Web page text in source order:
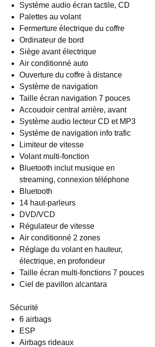
Système audio écran tactile, CD
Palettes au volant
Fermerture électrique du coffre
Ordinateur de bord
Siège avant électrique
Air conditionné auto
Ouverture du coffre à distance
Système de navigation
Taille écran navigation 7 pouces
Accoudoir central arrière, avant
Système audio lecteur CD et MP3
Système de navigation info trafic
Limiteur de vitesse
Volant multi-fonction
Bluetooth inclut musique en
streaming, connexion téléphone
Bluetooth
14 haut-parleurs
DVD/VCD
Régulateur de vitesse
Air conditionné 2 zones
Réglage du volant en hauteur,
électrique, en profondeur
Taille écran multi-fonctions 7 pouces
Ciel de pavillon alcantara
Sécurité
6 airbags
ESP
Airbags rideaux